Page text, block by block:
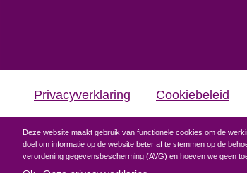
Deze website maakt gebruik van functionele cookies om de
doel om informatie op de website beter af te stemmen op de
verordening gegevensbescherming (AVG) en hoeven we geen
Privacyverklaring Cookiebeleid